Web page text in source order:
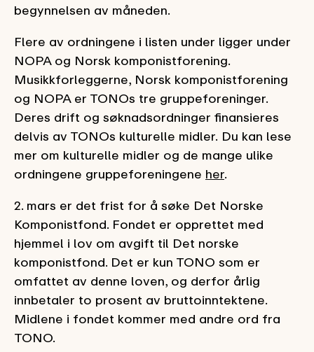
begynnelsen av måneden.
Flere av ordningene i listen under ligger under
NOPA og Norsk komponistforening.
Musikkforleggerne, Norsk komponistforening
og NOPA er TONOs tre gruppeforeninger.
Deres drift og søknadsordninger finansieres
delvis av TONOs kulturelle midler. Du kan lese
mer om kulturelle midler og de mange ulike
ordningene gruppeforeningene her.
2. mars er det frist for å søke Det Norske
Komponistfond. Fondet er opprettet med
hjemmel i lov om avgift til Det norske
komponistfond. Det er kun TONO som er
omfattet av denne loven, og derfor årlig
innbetaler to prosent av bruttoinntektene.
Midlene i fondet kommer med andre ord fra
TONO.